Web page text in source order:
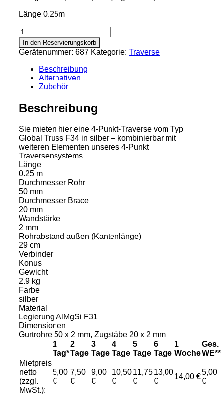
Länge 0.25m
Traverse
F34
-
0.25
Menge
In den Reservierungskorb
Gerätenummer: 687 Kategorie: Traverse
Beschreibung
Alternativen
Zubehör
Beschreibung
Sie mieten hier eine 4-Punkt-Traverse vom Typ
Global Truss F34 in silber – kombinierbar mit
weiteren Elementen unseres 4-Punkt
Traversensystems.
Länge
0.25 m
Durchmesser Rohr
50 mm
Durchmesser Brace
20 mm
Wandstärke
2 mm
Rohrabstand außen (Kantenlänge)
29 cm
Verbinder
Konus
Gewicht
2.9 kg
Farbe
silber
Material
Legierung AlMgSi F31
Dimensionen
Gurtrohre 50 x 2 mm, Zugstäbe 20 x 2 mm
1
Tag*
2
Tage
3
Tage
4
Tage
5
Tage
6
Tage
1
Woche
Ges.
WE**
Mietpreis
netto
(zzgl.
MwSt.):
5,00
€
7,50
€
9,00
€
10,50
€
11,75
€
13,00
€
14,00 €
5,00
€